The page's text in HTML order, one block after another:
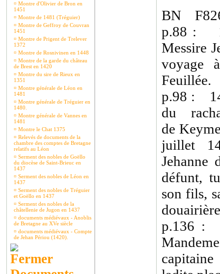
¤ Montre d'Olivier de Bron en
1451
¤ Montre de 1481 (Tréguier)
¤ Montre de Geffroy de Couvran
1451
¤ Montre de Prigent de Trelever
1372
¤ Montre de Rosnivinen en 1448
¤ Montre de la garde du château
de Brest en 1420
¤ Montre du sire de Rieux en
1351
¤ Montre générale de Léon en
1481
¤ Montre générale de Tréguier en
1480.
¤ Montre générale de Vannes en
1481
¤ Montre le Chat 1375
¤ Relevés de documents de la
chambre des comptes de Bretagne
relatifs au Léon
¤ Serment des nobles de Goëllo
du diocèse de Saint-Brieuc en
1437
¤ Serment des nobles de Léon en
1437
¤ Serment des nobles de Tréguier
et Goëllo en 1437
¤ Serment des nobles de la
châtellenie de Jugon en 1437
¤ documents médiévaux - Anoblis
de Bretagne au XVe siècle
¤ documents médiévaux - Compte
de Jehan Périou (1420).
BN
p.88 :
Messire
voyage
Feuillée.
p.98 :
du
de
juillet
Jehanne
défunt,
son fils,
p.136 :